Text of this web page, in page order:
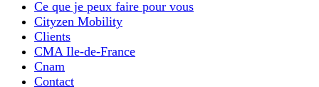
Ce que je peux faire pour vous
Cityzen Mobility
Clients
CMA Ile-de-France
Cnam
Contact